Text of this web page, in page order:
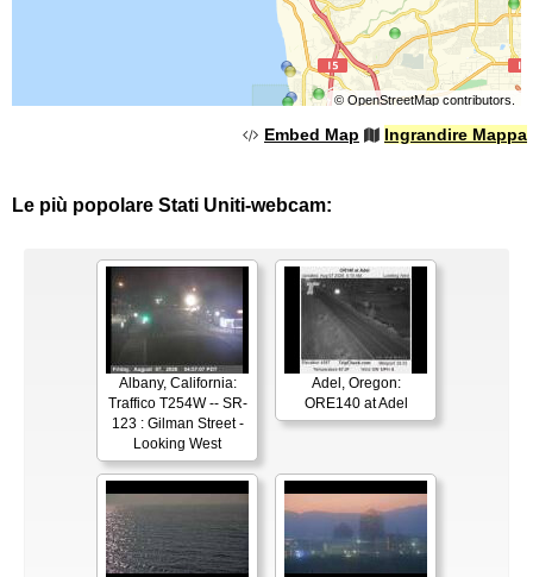
© OpenStreetMapcontributors.
Embed Map Ingrandire Mappa
Le più popolare Stati Uniti-webcam:
Albany, California:
Traffico T254W -- SR-
123 : Gilman Street -
Looking West
Adel, Oregon:
ORE140 at Adel